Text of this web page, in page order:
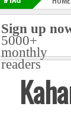
Sign up
5000+
monthly
readers